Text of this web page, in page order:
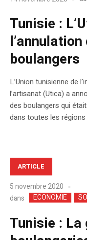
Tunisie :
boulangers
L’Union tunisienne de
l’artisanat (Utica) a
des boulangers qui
dans toutes les régions
ARTICLE
5 novembre 2020
dans
ECONOMIE
Tunisie : La